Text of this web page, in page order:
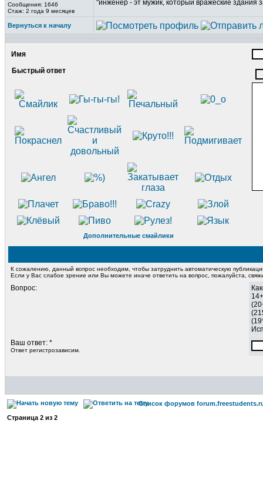
Сообщения: 1646
Стаж: 2 года 9 месяцев
"инженер - эт мужик, который вражеские здания
Вернуться к началу
Имя
Быстрый ответ
Дополнительные смайлики
К сожалению, данный вопрос необходим, чтобы затруднить автоматическую
Если у Вас слабое зрение или Вы можете иначе ответить на вопрос, пожалуйста,
Вопрос:
Ваш ответ: *
Ответ регистрозависим.
Список форумов
Страница 2 из 2